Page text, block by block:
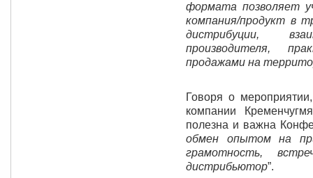
формата позволяет
компания/продукт в
дистрибуции,
производителя,
продажами на
Говоря о
компании
полезна и важна
обмен опытом на
грамотность,
дистрибьютор”.